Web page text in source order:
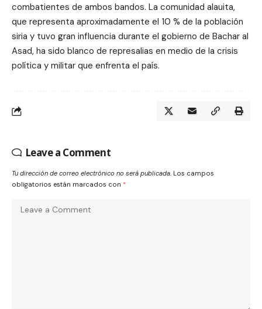
combatientes de ambos bandos. La comunidad alauita,
que representa aproximadamente el 10 % de la población
siria y tuvo gran influencia durante el gobierno de Bachar al
Asad, ha sido blanco de represalias en medio de la crisis
política y militar que enfrenta el país.
Leave a Comment
Tu dirección de correo electrónico no será publicada. Los campos
obligatorios están marcados con *